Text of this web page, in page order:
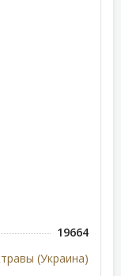
19664
(Украина)